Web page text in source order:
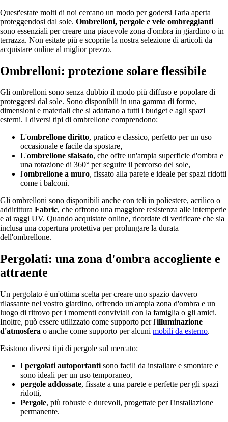
Quest'estate molti di noi cercano un modo per godersi l'aria aperta
proteggendosi dal sole. Ombrelloni, pergole e vele ombreggianti
sono essenziali per creare una piacevole zona d'ombra in giardino o in
terrazza. Non esitate più e scoprite la nostra selezione di articoli da
acquistare online al miglior prezzo.
Ombrelloni: protezione solare flessibile
Gli ombrelloni sono senza dubbio il modo più diffuso e popolare di
proteggersi dal sole. Sono disponibili in una gamma di forme,
dimensioni e materiali che si adattano a tutti i budget e agli spazi
esterni. I diversi tipi di ombrellone comprendono:
L'ombrellone diritto, pratico e classico, perfetto per un uso
occasionale e facile da spostare,
L'ombrellone sfalsato, che offre un'ampia superficie d'ombra e
una rotazione di 360° per seguire il percorso del sole,
l'ombrellone a muro, fissato alla parete e ideale per spazi ridotti
come i balconi.
Gli ombrelloni sono disponibili anche con teli in poliestere, acrilico o
addirittura Fabric, che offrono una maggiore resistenza alle intemperie
e ai raggi UV. Quando acquistate online, ricordate di verificare che sia
inclusa una copertura protettiva per prolungare la durata
dell'ombrellone.
Pergolati: una zona d'ombra accogliente e
attraente
Un pergolato è un'ottima scelta per creare uno spazio davvero
rilassante nel vostro giardino, offrendo un'ampia zona d'ombra e un
luogo di ritrovo per i momenti conviviali con la famiglia o gli amici.
Inoltre, può essere utilizzato come supporto per l'illuminazione
d'atmosfera o anche come supporto per alcuni mobili da esterno.
Esistono diversi tipi di pergole sul mercato:
I pergolati autoportanti sono facili da installare e smontare e
sono ideali per un uso temporaneo,
pergole addossate, fissate a una parete e perfette per gli spazi
ridotti,
Pergole, più robuste e durevoli, progettate per l'installazione
permanente.